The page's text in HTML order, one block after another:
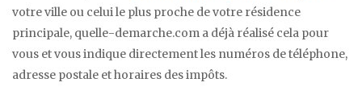
votre ville ou celui le plus proche de votre résidence
principale, quelle-demarche.com a déjà réalisé cela pour
vous et vous indique directement les numéros de téléphone,
adresse postale et horaires des impôts.